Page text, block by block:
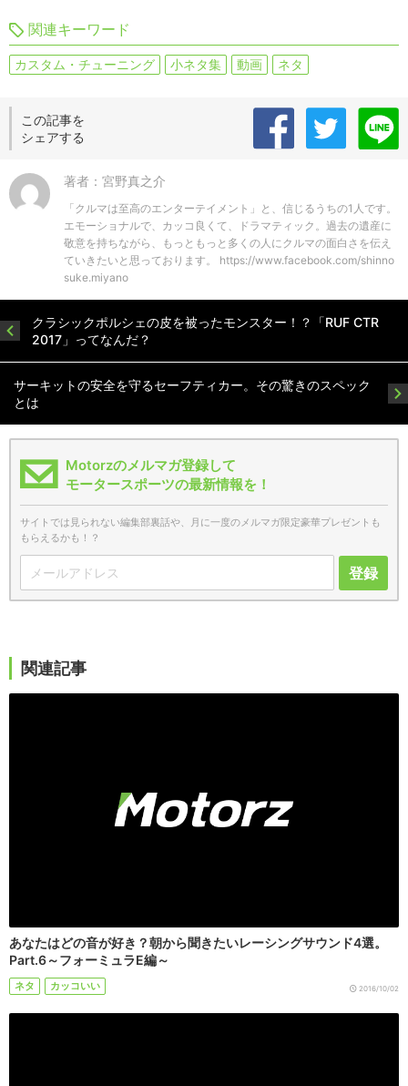
関連キーワード
カスタム・チューニング 小ネタ集 動画 ネタ
この記事を
シェアする
著者：宮野真之介
「クルマは至高のエンターテイメント」と、信じるうちの1人です。
エモーショナルで、カッコ良くて、ドラマティック。過去の遺産に
敬意を持ちながら、もっともっと多くの人にクルマの面白さを伝え
ていきたいと思っております。 https://www.facebook.com/shinno
suke.miyano
クラシックポルシェの皮を被ったモンスター！？「RUF CTR
2017」ってなんだ？
サーキットの安全を守るセーフティカー。その驚きのスペック
とは
Motorzのメルマガ登録して
モータースポーツの最新情報を！
サイトでは見られない編集部裏話や、月に一度のメルマガ限定豪華プレゼントも
もらえるかも！？
登録
関連記事
あなたはどの音が好き？朝から聞きたいレーシングサウンド4選。
Part.6～フォーミュラE編～
ネタ カッコいい 2016/10/02